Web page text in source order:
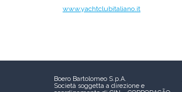
www.yachtclubitaliano.it
Boero Bartolomeo S.p.A.
Società soggetta a direzione e